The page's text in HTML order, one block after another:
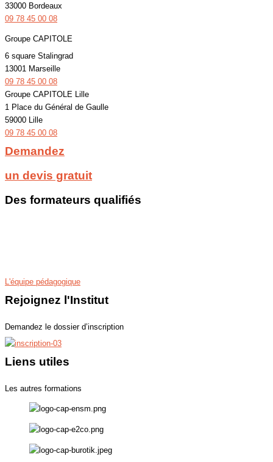
33000 Bordeaux
09 78 45 00 08
Groupe CAPITOLE
6 square Stalingrad
13001 Marseille
09 78 45 00 08
Groupe CAPITOLE Lille
1 Place du Général de Gaulle
59000 Lille
09 78 45 00 08
Demandez
un devis gratuit
Des formateurs qualifiés
L'équipe pédagogique
Rejoignez l'Institut
Demandez le dossier d’inscription
Liens utiles
Les autres formations